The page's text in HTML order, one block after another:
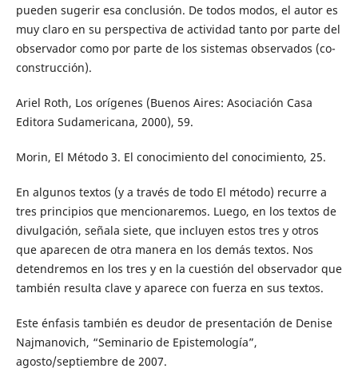
pueden sugerir esa conclusión. De todos modos, el autor es
muy claro en su perspectiva de actividad tanto por parte del
observador como por parte de los sistemas observados (co-
construcción).
Ariel Roth, Los orígenes (Buenos Aires: Asociación Casa
Editora Sudamericana, 2000), 59.
Morin, El Método 3. El conocimiento del conocimiento, 25.
En algunos textos (y a través de todo El método) recurre a
tres principios que mencionaremos. Luego, en los textos de
divulgación, señala siete, que incluyen estos tres y otros
que aparecen de otra manera en los demás textos. Nos
detendremos en los tres y en la cuestión del observador que
también resulta clave y aparece con fuerza en sus textos.
Este énfasis también es deudor de presentación de Denise
Najmanovich, “Seminario de Epistemología”,
agosto/septiembre de 2007.